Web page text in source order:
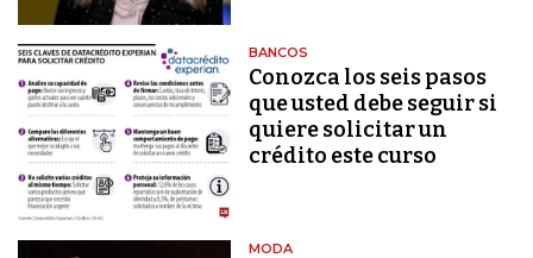
BANCOS
Conozca los seis pasos
que usted debe seguir si
quiere solicitar un
crédito este curso
MODA